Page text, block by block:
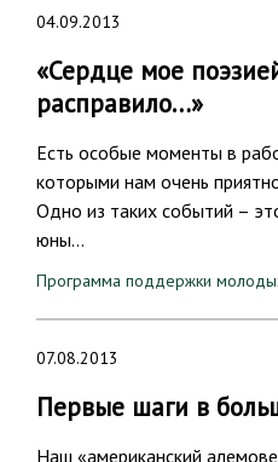
04.09.2013
«Сердце мое
расправило…»
Есть особые моменты в
которыми нам очень
Одно из таких событий –
юны…
Программа поддержки
07.08.2013
Первые шаги в
Наш «американский